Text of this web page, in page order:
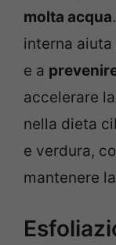
molta acqua
interna
e a
accelerare
nella dieta
e verdura,
mantenere